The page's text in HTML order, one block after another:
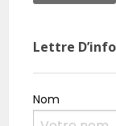
Lettre
Nom